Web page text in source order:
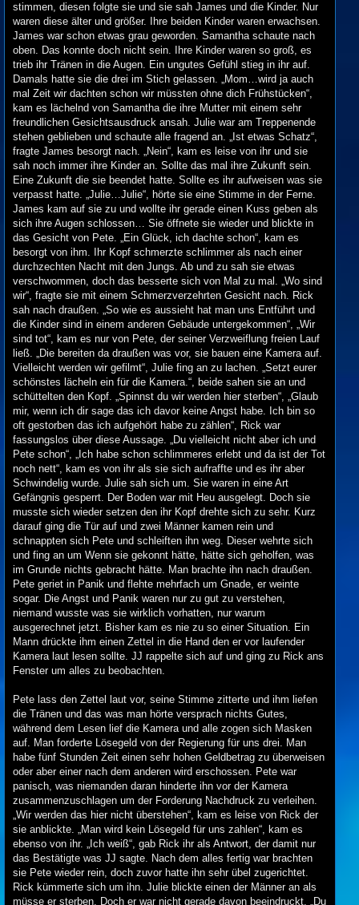
stimmen, diesen folgte sie und sie sah James und die Kinder. Nur
waren diese älter und größer. Ihre beiden Kinder waren erwachsen.
James war schon etwas grau geworden. Samantha schaute nach
oben. Das konnte doch nicht sein. Ihre Kinder waren so groß, es
trieb ihr Tränen in die Augen. Ein ungutes Gefühl stieg in ihr auf.
Damals hatte sie die drei im Stich gelassen. „Mom…wird ja auch
mal Zeit wir dachten schon wir müssten ohne dich Frühstücken“,
kam es lächelnd von Samantha die ihre Mutter mit einem sehr
freundlichen Gesichtsausdruck ansah. Julie war am Treppenende
stehen geblieben und schaute alle fragend an. „Ist etwas Schatz“,
fragte James besorgt nach. „Nein“, kam es leise von ihr und sie
sah noch immer ihre Kinder an. Sollte das mal ihre Zukunft sein.
Eine Zukunft die sie beendet hatte. Sollte es ihr aufweisen was sie
verpasst hatte. „Julie…Julie“, hörte sie eine Stimme in der Ferne.
James kam auf sie zu und wollte ihr gerade einen Kuss geben als
sich ihre Augen schlossen… Sie öffnete sie wieder und blickte in
das Gesicht von Pete. „Ein Glück, ich dachte schon“, kam es
besorgt von ihm. Ihr Kopf schmerzte schlimmer als nach einer
durchzechten Nacht mit den Jungs. Ab und zu sah sie etwas
verschwommen, doch das besserte sich von Mal zu mal. „Wo sind
wir“, fragte sie mit einem Schmerzverzehrten Gesicht nach. Rick
sah nach draußen. „So wie es aussieht hat man uns Entführt und
die Kinder sind in einem anderen Gebäude untergekommen“, „Wir
sind tot“, kam es nur von Pete, der seiner Verzweiflung freien Lauf
ließ. „Die bereiten da draußen was vor, sie bauen eine Kamera auf.
Vielleicht werden wir gefilmt“, Julie fing an zu lachen. „Setzt eurer
schönstes lächeln ein für die Kamera.“, beide sahen sie an und
schüttelten den Kopf. „Spinnst du wir werden hier sterben“, „Glaub
mir, wenn ich dir sage das ich davor keine Angst habe. Ich bin so
oft gestorben das ich aufgehört habe zu zählen“, Rick war
fassungslos über diese Aussage. „Du vielleicht nicht aber ich und
Pete schon“, „Ich habe schon schlimmeres erlebt und da ist der Tot
noch nett“, kam es von ihr als sie sich aufraffte und es ihr aber
Schwindelig wurde. Julie sah sich um. Sie waren in eine Art
Gefängnis gesperrt. Der Boden war mit Heu ausgelegt. Doch sie
musste sich wieder setzen den ihr Kopf drehte sich zu sehr. Kurz
darauf ging die Tür auf und zwei Männer kamen rein und
schnappten sich Pete und schleiften ihn weg. Dieser wehrte sich
und fing an um Wenn sie gekonnt hätte, hätte sich geholfen, was
im Grunde nichts gebracht hätte. Man brachte ihn nach draußen.
Pete geriet in Panik und flehte mehrfach um Gnade, er weinte
sogar. Die Angst und Panik waren nur zu gut zu verstehen,
niemand wusste was sie wirklich vorhatten, nur warum
ausgerechnet jetzt. Bisher kam es nie zu so einer Situation. Ein
Mann drückte ihm einen Zettel in die Hand den er vor laufender
Kamera laut lesen sollte. JJ rappelte sich auf und ging zu Rick ans
Fenster um alles zu beobachten.
Pete lass den Zettel laut vor, seine Stimme zitterte und ihm liefen
die Tränen und das was man hörte versprach nichts Gutes,
während dem Lesen lief die Kamera und alle zogen sich Masken
auf. Man forderte Lösegeld von der Regierung für uns drei. Man
habe fünf Stunden Zeit einen sehr hohen Geldbetrag zu überweisen
oder aber einer nach dem anderen wird erschossen. Pete war
panisch, was niemanden daran hinderte ihn vor der Kamera
zusammenzuschlagen um der Forderung Nachdruck zu verleihen.
„Wir werden das hier nicht überstehen“, kam es leise von Rick der
sie anblickte. „Man wird kein Lösegeld für uns zahlen“, kam es
ebenso von ihr. „Ich weiß“, gab Rick ihr als Antwort, der damit nur
das Bestätigte was JJ sagte. Nach dem alles fertig war brachten
sie Pete wieder rein, doch zuvor hatte ihn sehr übel zugerichtet.
Rick kümmerte sich um ihn. Julie blickte einen der Männer an als
müsse er sterben. Doch er war nicht gerade davon beeindruckt. „Du